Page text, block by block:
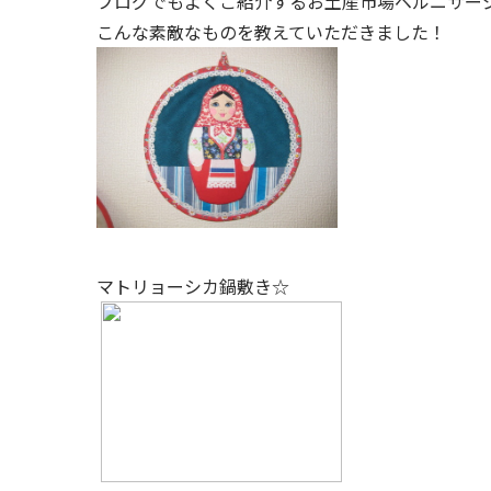
こんな素敵なものを教えていただきました！
マトリョーシカ鍋敷き☆